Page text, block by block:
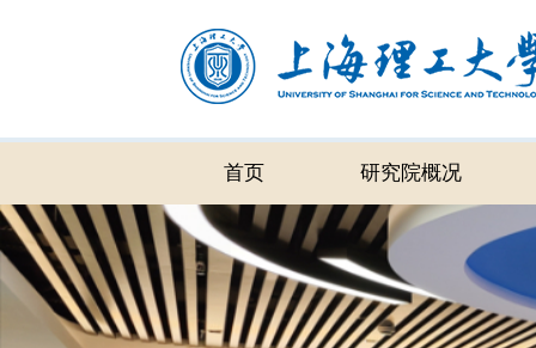
首页 研究院概况